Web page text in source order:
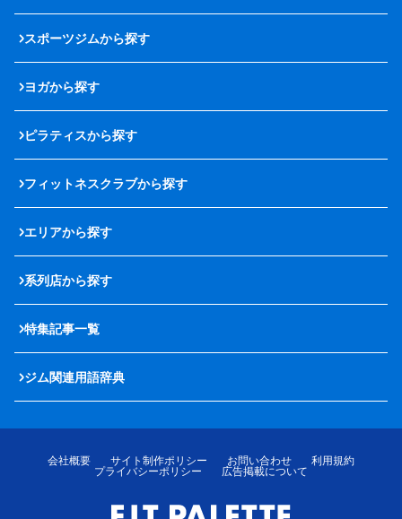
スポーツジムから探す
ヨガから探す
ピラティスから探す
フィットネスクラブから探す
エリアから探す
系列店から探す
特集記事一覧
ジム関連用語辞典
会社概要 サイト制作ポリシー お問い合わせ
利用規約
プライバシーポリシー
広告掲載について